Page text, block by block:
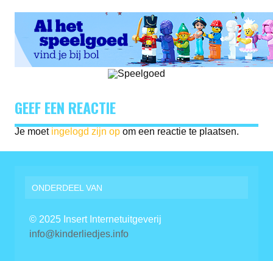
GEEF EEN REACTIE
Je moet ingelogd zijn op om een reactie te plaatsen.
ONDERDEEL VAN
© 2025 Insert Internetuitgeverij
info@kinderliedjes.info